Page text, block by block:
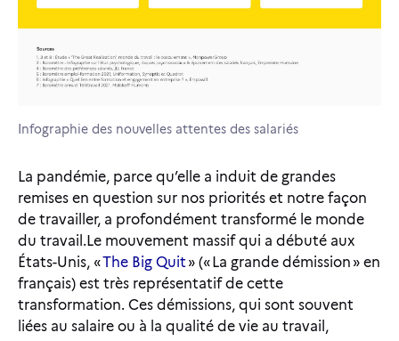
Infographie des nouvelles attentes des salariés
La pandémie, parce qu’elle a induit de grandes
remises en question sur nos priorités et notre façon
de travailler, a profondément transformé le monde
du travail.Le mouvement massif qui a débuté aux
États-Unis, «The Big Quit » (« La grande démission » en
français) est très représentatif de cette
transformation. Ces démissions, qui sont souvent
liées au salaire ou à la qualité de vie au travail,